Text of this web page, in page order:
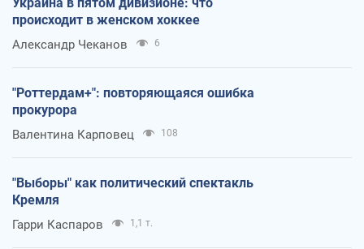
происходит в женском хоккее
Александр Чеканов 6
"Роттердам+": повторяющаяся ошибка
прокурора
Валентина Карповец 108
"Выборы" как политический спектакль
Кремля
Гарри Каспаров 1,1 т.